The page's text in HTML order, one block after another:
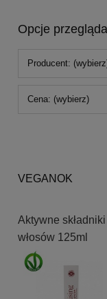
Opcje
Producent:
Cena: (wybierz)
VEGANOK
Aktywne
włosów 125ml